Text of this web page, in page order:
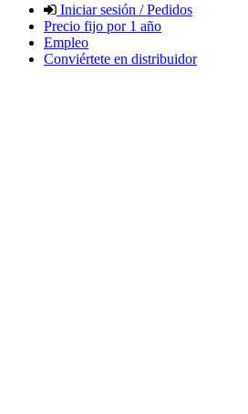
Iniciar sesión / Pedidos
Precio fijo por 1 año
Empleo
Conviértete en distribuidor